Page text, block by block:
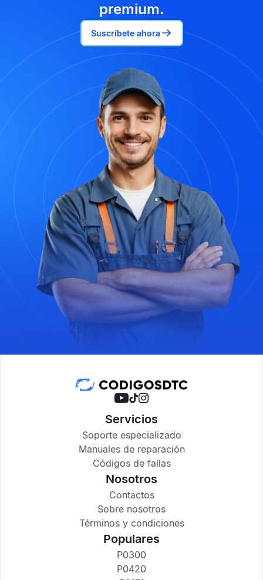
premium.
Suscríbete ahora
Servicios
Soporte especializado
Manuales de reparación
Códigos de fallas
Nosotros
Contactos
Sobre nosotros
Términos y condiciones
Populares
P0300
P0420